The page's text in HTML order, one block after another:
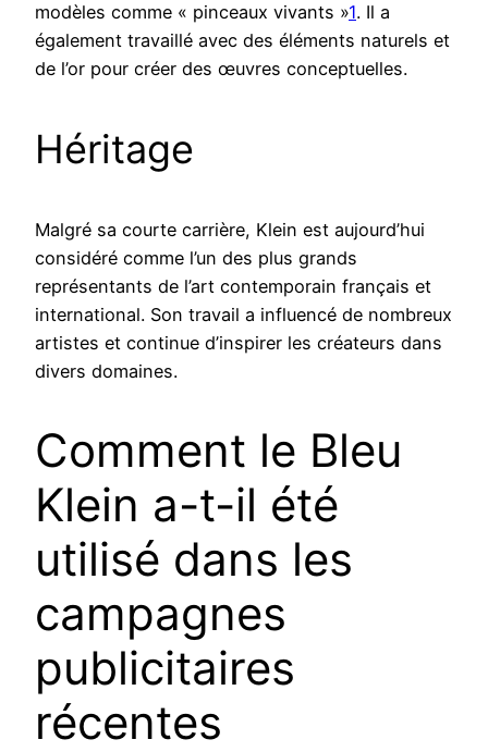
modèles comme « pinceaux vivants »1. Il a
également travaillé avec des éléments naturels et
de l’or pour créer des œuvres conceptuelles.
Héritage
Malgré sa courte carrière, Klein est aujourd’hui
considéré comme l’un des plus grands
représentants de l’art contemporain français et
international. Son travail a influencé de nombreux
artistes et continue d’inspirer les créateurs dans
divers domaines.
Comment le Bleu
Klein a-t-il été
utilisé dans les
campagnes
publicitaires
récentes